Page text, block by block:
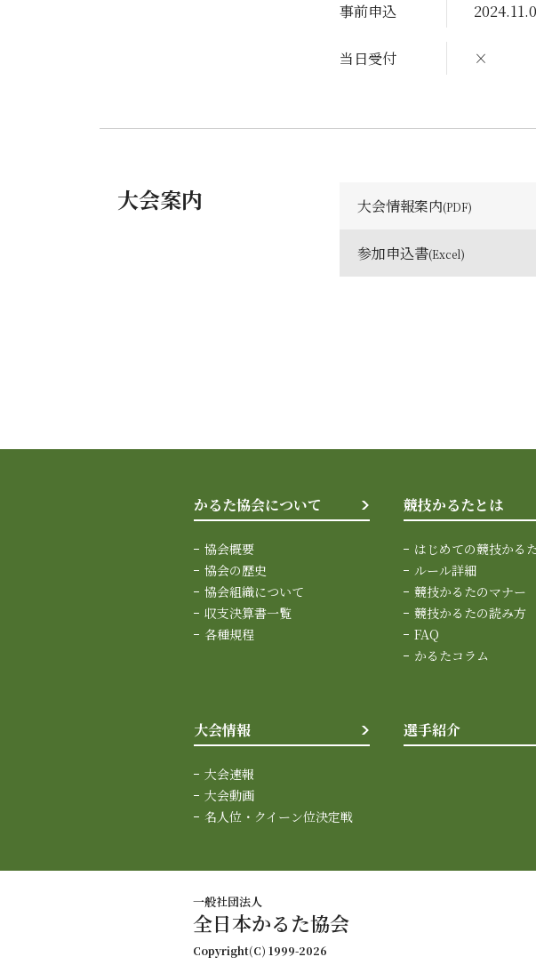
事前申込
当日受付 ×
大会案内 大会情報案内
参加申込書
かるた協会について
協会概要
協会の歴史
協会組織について
収支決算書一覧
各種規程
競技かるたとは
はじめての競技かる
ルール詳細
競技かるたのマナー
競技かるたの読み方
FAQ
かるたコラム
大会情報
大会速報
大会動画
名人位・クイーン位決定戦
選手紹介
一般社団法人
全日本かるた協会
Copyright(C) 1999-2026